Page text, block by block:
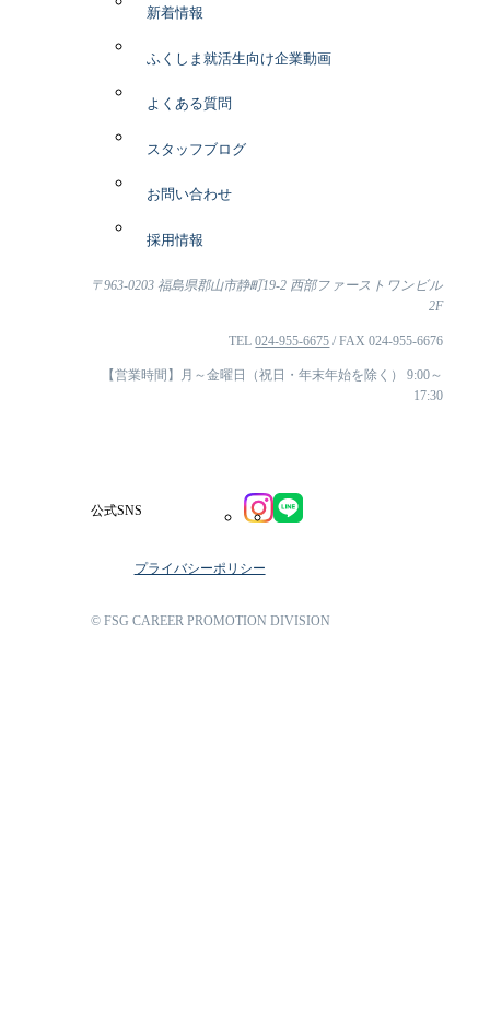
新着情報
ふくしま就活生向け企業動画
よくある質問
スタッフブログ
お問い合わせ
採用情報
〒963-0203 福島県郡山市静町19-2 西部ファーストワンビル
2F
TEL024-955-6675 / FAX 024-955-6676
【営業時間】月～金曜日（祝日・年末年始を除く） 9:00～
17:30
公式SNS
プライバシーポリシー
© FSG CAREER PROMOTION DIVISION